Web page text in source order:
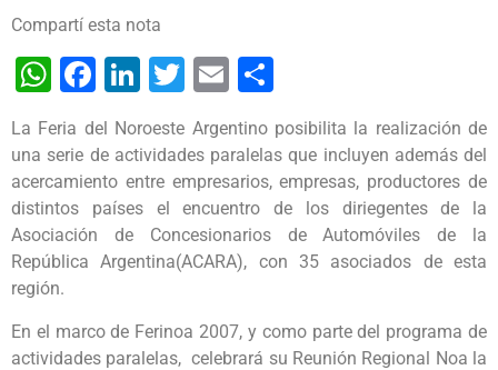
Compartí esta nota
WhatsApp
Facebook
LinkedIn
Twitter
Email
La Feria del Noroeste Argentino posibilita la realización de
una serie de actividades paralelas que incluyen además del
acercamiento entre empresarios, empresas, productores de
distintos países el encuentro de los diriegentes de la
Asociación de Concesionarios de Automóviles de la
República Argentina(ACARA), con 35 asociados de esta
región.
En el marco de Ferinoa 2007, y como parte del programa de
actividades paralelas, celebrará su Reunión Regional Noa la